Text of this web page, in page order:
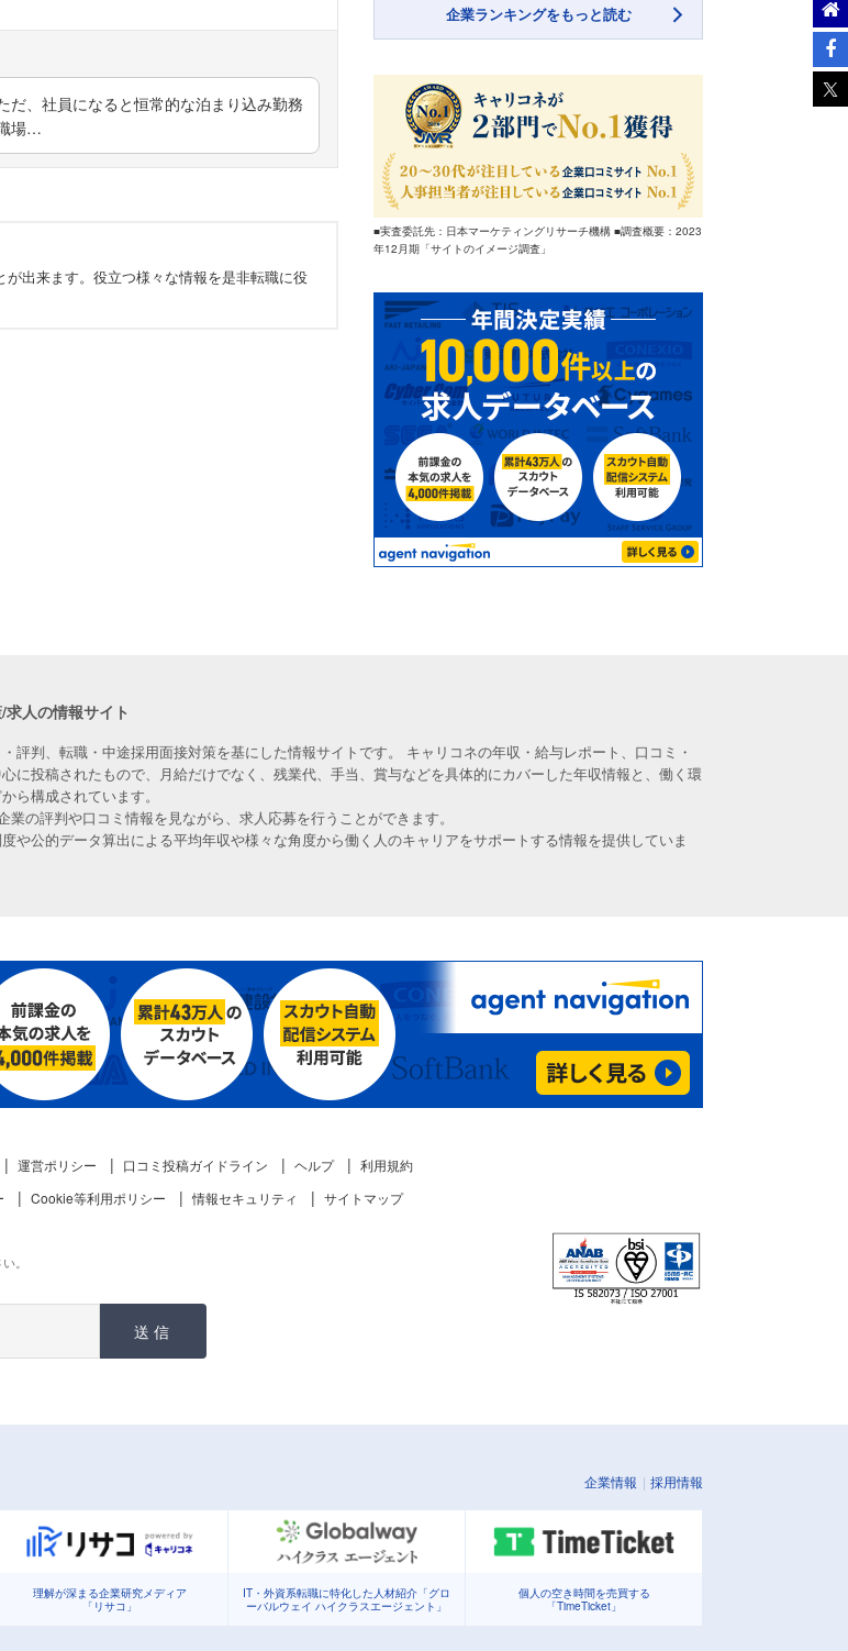
らの企業もフォローしませんか？
、社員になると恒常的な泊まり込み勤務
場…
出来ます。役立つ様々な情報を是非転職に役
企業ランキングをもっと読む
■実査委託先：日本マーケティングリサーチ機構 ■調査概要：2023
年12月期「サイトのイメージ調査」
人の情報サイト
判、転職・中途採用面接対策を基にした情報サイトです。 キャリコネの年収・給与レポート、口コミ・
に投稿されたもので、月給だけでなく、残業代、手当、賞与などを具体的にカバーした年収情報と、働く環
ら構成されています。
の評判や口コミ情報を見ながら、求人応募を行うことができます。
や公的データ算出による平均年収や様々な角度から働く人のキャリアをサポートする情報を提供していま
運営ポリシー 口コミ投稿ガイドライン ヘルプ
利用規約
Cookie等利用ポリシー 情報セキュリティ サイトマップ
。
送信
企業情報 採用情報
理解が深まる企業研究メディア
「リサコ」
IT・外資系転職に特化した人材紹介「グロ
ーバルウェイ ハイクラスエージェント」
個人の空き時間を売買する
「TimeTicket」